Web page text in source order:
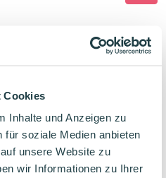
Cookies
Inhalte und Anzeigen zu
für soziale Medien anbieten
unsere Website zu
wir Informationen zu Ihrer
& GO Extra-leichter
robust und leicht